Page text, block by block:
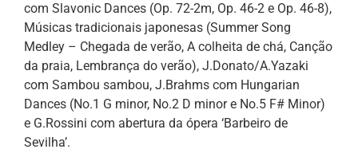
com Slavonic Dances (Op. 72-2m, Op. 46-2 e Op. 46-8),
Músicas tradicionais japonesas (Summer Song
Medley – Chegada de verão, A colheita de chá, Canção
da praia, Lembrança do verão), J.Donato/A.Yazaki
com Sambou sambou, J.Brahms com Hungarian
Dances (No.1 G minor, No.2 D minor e No.5 F# Minor)
e G.Rossini com abertura da ópera ‘Barbeiro de
Sevilha’.